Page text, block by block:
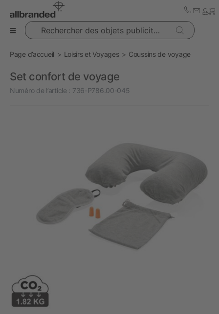
Rechercher des objets publicitaires
Page d’accueil Loisirs et Voyages Coussins de voyage
Set confort de voyage
Numéro de l’article : 736-P786.00-045